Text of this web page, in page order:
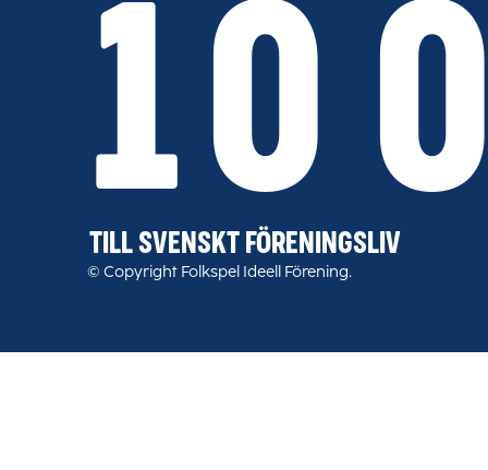
10
TILL SVENSKT FÖRENINGSLIV
© Copyright Folkspel Ideell Förening.